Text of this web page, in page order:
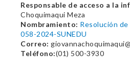
Responsable de acceso a la
Choquimaqui Meza
Nombramiento: Resolución
058-2024-SUNEDU
Correo:
Teléfono:(01) 500-3930